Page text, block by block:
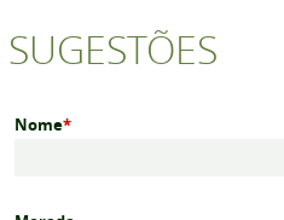
SUGESTÕES
Nome*